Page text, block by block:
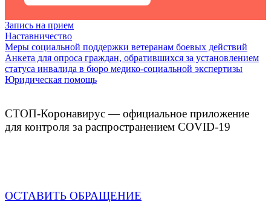
Запись на прием
Наставничество
Меры социальной поддержки ветеранам боевых действий
Анкета для опроса граждан, обратившихся за установлением
статуса инвалида в бюро медико-социальной экспертизы
Юридическая помощь
СТОП-Коронавирус — официальное приложение
для контроля за распространением COVID-19
ОСТАВИТЬ ОБРАЩЕНИЕ